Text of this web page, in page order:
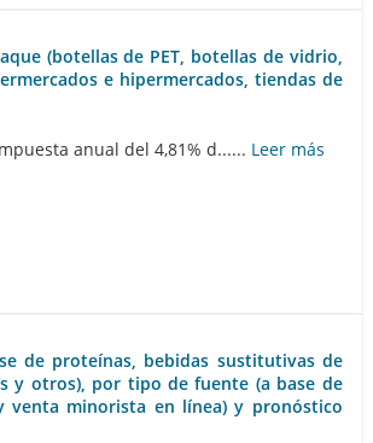
(botellas de PET, botellas de vidrio,
e hipermercados, tiendas de
anual del 4,81% d...... Leer más
de proteínas, bebidas sustitutivas de
y otros), por tipo de fuente (a base de
venta minorista en línea) y pronóstico